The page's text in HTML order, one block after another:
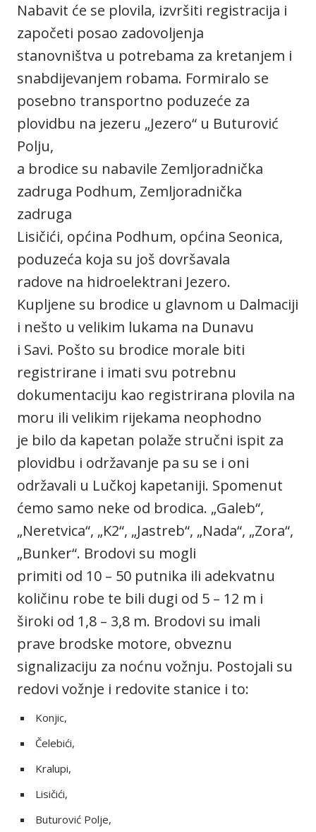
Nabavit će se plovila, izvršiti registracija i
započeti posao zadovoljenja
stanovništva u potrebama za kretanjem i
snabdijevanjem robama. Formiralo se
posebno transportno poduzeće za
plovidbu na jezeru „Jezero“ u Buturović
Polju,
a brodice su nabavile Zemljoradnička
zadruga Podhum, Zemljoradnička
zadruga
Lisičići, općina Podhum, općina Seonica,
poduzeća koja su još dovršavala
radove na hidroelektrani Jezero.
Kupljene su brodice u glavnom u Dalmaciji
i nešto u velikim lukama na Dunavu
i Savi. Pošto su brodice morale biti
registrirane i imati svu potrebnu
dokumentaciju kao registrirana plovila na
moru ili velikim rijekama neophodno
je bilo da kapetan polaže stručni ispit za
plovidbu i održavanje pa su se i oni
održavali u Lučkoj kapetaniji. Spomenut
ćemo samo neke od brodica. „Galeb“,
„Neretvica“, „K2“, „Jastreb“, „Nada“, „Zora“,
„Bunker“. Brodovi su mogli
primiti od 10 – 50 putnika ili adekvatnu
količinu robe te bili dugi od 5 – 12 m i
široki od 1,8 – 3,8 m. Brodovi su imali
prave brodske motore, obveznu
signalizaciju za noćnu vožnju. Postojali su
redovi vožnje i redovite stanice i to:
Konjic,
Čelebići,
Kralupi,
Lisičići,
Buturović Polje,